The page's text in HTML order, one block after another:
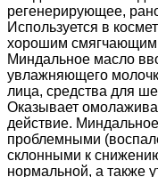
регенерирующее,
Используется в
хорошим смягчающим
Миндальное масло
увлажняющего
лица, средства для
Оказывает
действие.
проблемными
склонными к
нормальной, а также